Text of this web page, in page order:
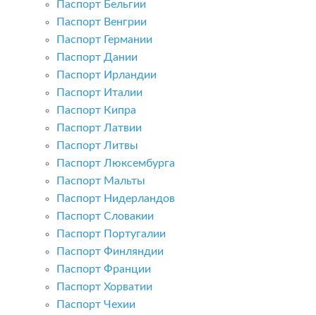
Паспорт Бельгии
Паспорт Венгрии
Паспорт Германии
Паспорт Дании
Паспорт Ирландии
Паспорт Италии
Паспорт Кипра
Паспорт Латвии
Паспорт Литвы
Паспорт Люксембурга
Паспорт Мальты
Паспорт Нидерландов
Паспорт Словакии
Паспорт Португалии
Паспорт Финляндии
Паспорт Франции
Паспорт Хорватии
Паспорт Чехии